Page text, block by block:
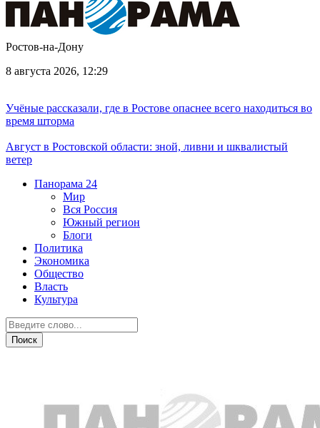
Ростов-на-Дону
8 августа 2026, 12:29
Учёные рассказали, где в Ростове опаснее всего находиться во
время шторма
Август в Ростовской области: зной, ливни и шквалистый
ветер
Панорама 24
Мир
Вся Россия
Южный регион
Блоги
Политика
Экономика
Общество
Власть
Культура